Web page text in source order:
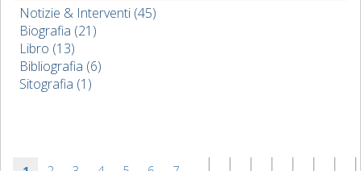
Notizie & Interventi (45)
Biografia (21)
Libro (13)
Bibliografia (6)
Sitografia (1)